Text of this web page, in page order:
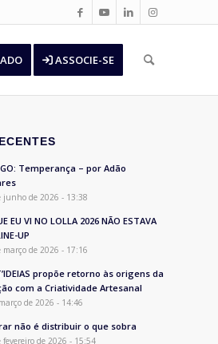
ASSOCIE-SE
Temperança – por Adão
junho de 2026 - 13:38
EU VI NO LOLLA 2026 NÃO ESTAVA
UP
março de 2026 - 17:16
propõe retorno às origens da
com a Criatividade Artesanal
de 2026 - 14:46
não é distribuir o que sobra
fevereiro de 2026 - 15:54